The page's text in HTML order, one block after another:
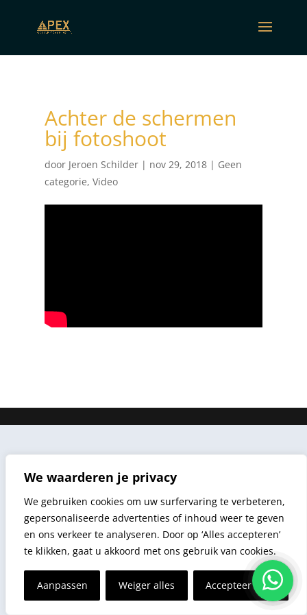
We waarderen je privacy
We gebruiken cookies om uw surfervaring te verbeteren,
gepersonaliseerde advertenties of inhoud weer te geven
en ons verkeer te analyseren. Door op ‘Alles accepteren’
te klikken, gaat u akkoord met ons gebruik van cookies.
Aanpassen Weiger alles Accepteer alles
Achter de schermen
bij fotoshoot
door Jeroen Schilder| nov 29, 2018| Geen
categorie, Video